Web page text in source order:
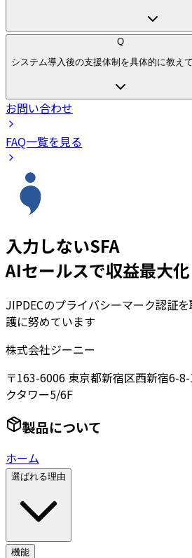
Q
システム導入後の支援体制を具体的に教えて
お問い合わせ
FAQ一覧を見る
入力しないSFA
AIセールスで収益最大化
JIPDECのプライバシーマーク認証
護に努めています
株式会社ジーニー
〒163-6006 東京都新宿区西新宿6-
クタワー5/6F
製品について
ホーム
選ばれる理由
機能